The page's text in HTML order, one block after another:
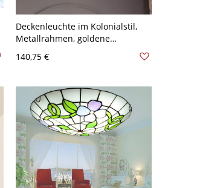
Deckenleuchte im Kolonialstil,
Metallrahmen, goldene
Wohnzimmer - 110V-120V Latern
140,75 €